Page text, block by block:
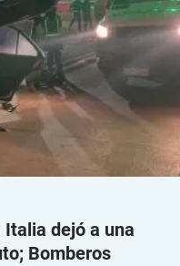
dejó a una
Bomberos